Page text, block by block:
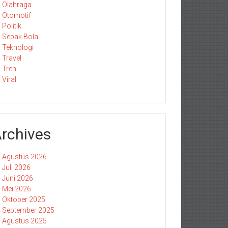
Olahraga
Otomotif
Politik
Sepak Bola
Teknologi
Travel
Tren
Viral
Agustus 2026
Juli 2026
Juni 2026
Mei 2026
Oktober 2025
September 2025
Agustus 2025